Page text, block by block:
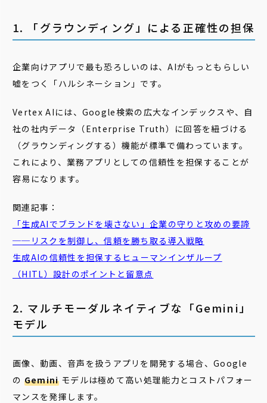
1. 「グラウンディング」による正確性の担保
企業向けアプリで最も恐ろしいのは、AIがもっともらしい
嘘をつく「ハルシネーション」です。
Vertex AIには、Google検索の広大なインデックスや、自
社の社内データ（Enterprise Truth）に回答を紐づける
（グラウンディングする）機能が標準で備わっています。
これにより、業務アプリとしての信頼性を担保することが
容易になります。
関連記事：
「生成AIでブランドを壊さない」企業の守りと攻めの要諦
──リスクを制御し、信頼を勝ち取る導入戦略
生成AIの信頼性を担保するヒューマンインザループ
（HITL）設計のポイントと留意点
2. マルチモーダルネイティブな「Gemini」
モデル
画像、動画、音声を扱うアプリを開発する場合、Google
の Geminiモデルは極めて高い処理能力とコストパフォー
マンスを発揮します。